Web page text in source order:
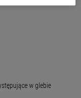
w glebie